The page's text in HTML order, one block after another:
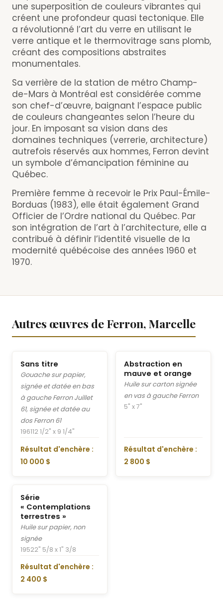
une superposition de couleurs vibrantes qui
créent une profondeur quasi tectonique. Elle
a révolutionné l’art du verre en utilisant le
verre antique et le thermovitrage sans plomb,
créant des compositions abstraites
monumentales.
Sa verrière de la station de métro Champ-
de-Mars à Montréal est considérée comme
son chef-d’œuvre, baignant l’espace public
de couleurs changeantes selon l’heure du
jour. En imposant sa vision dans des
domaines techniques (verrerie, architecture)
autrefois réservés aux hommes, Ferron devint
un symbole d’émancipation féminine au
Québec.
Première femme à recevoir le Prix Paul-Émile-
Borduas (1983), elle était également Grand
Officier de l’Ordre national du Québec. Par
son intégration de l’art à l’architecture, elle a
contribué à définir l’identité visuelle de la
modernité québécoise des années 1960 et
1970.
Autres œuvres de Ferron, Marcelle
Sans titre
Gouache sur papier,
signée et datée en bas
à gauche Ferron Juillet
61, signée et datée au
dos Ferron 61
196112 1/2" x 9 1/4"
Résultat d'enchère :
10 000 $
Abstraction en
mauve et orange
Huile sur carton signée
en vas à gauche Ferron
5" x 7"
Résultat d'enchère :
2 800 $
Série
« Contemplations
terrestres »
Huile sur papier, non
signée
19522" 5/8 x 1" 3/8
Résultat d'enchère :
2 400 $